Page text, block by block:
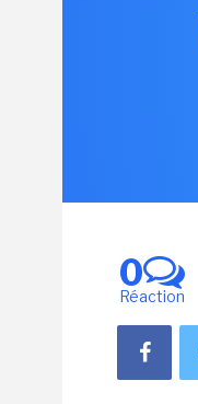
0
Réaction